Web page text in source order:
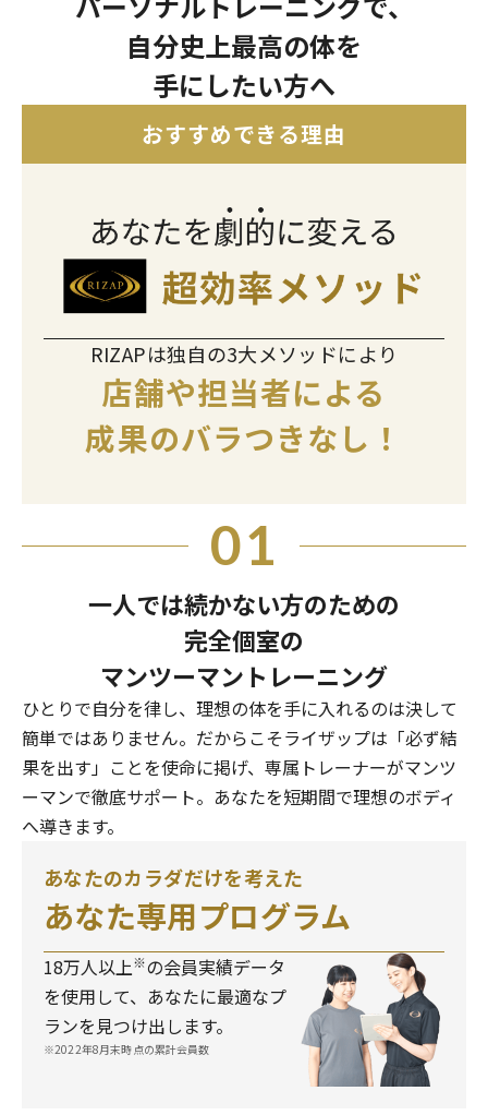
自分史上最高の体を
手にしたい方へ
おすすめできる理由
RIZAPは独自の3大メソッドにより
店舗や担当者による
成果のバラつきなし！
01
一人では続かない方のための
完全個室の
マンツーマントレーニング
ひとりで自分を律し、理想の体を手に入れるのは決して
簡単ではありません。だからこそライザップは「必ず結
果を出す」ことを使命に掲げ、専属トレーナーがマンツ
ーマンで徹底サポート。あなたを短期間で理想のボディ
へ導きます。
あなたのカラダだけを考えた
あなた専用プログラム
18万人以上※の会員実績データ
を使用して、あなたに最適なプ
ランを見つけ出します。
※2022年8月末時点の累計会員数